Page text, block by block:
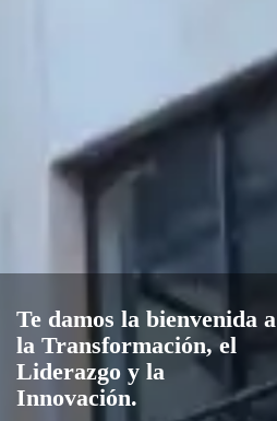
Te damos la bienvenida a
la Transformación, el
Liderazgo y la
Innovación.